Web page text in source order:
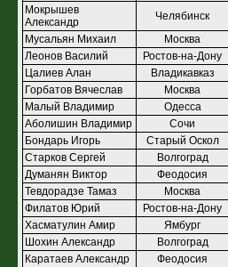
Мокрышев
Александр
Челябинск
Мусальян Михаил
Москва
Леонов Василий
Ростов-на-Дону
Цалиев Алан
Владикавказ
Горбатов Вячеслав
Москва
Малый Владимир
Одесса
Аболишин Владимир
Сочи
Бондарь Игорь
Старый Оскол
Старков Сергей
Волгоград
Думанян Виктор
Феодосия
Тевдорадзе Тамаз
Москва
Филатов Юрий
Ростов-на-Дону
Хасматулин Амир
Ямбург
Шохин Александр
Волгоград
Каратаев Александр
Феодосия